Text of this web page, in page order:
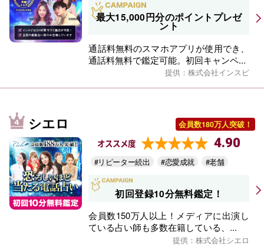
最大15,000円分のポイントプレゼ
ント
通話料無料のスマホアプリが使用でき、
通話料無料で鑑定可能。初回キャンペ...
提供：株式会社インスピ
シエロ 会員数180万人突破！
オススメ度 4.90
#リピーター続出 #恋愛成就 #老舗
初回登録10分無料鑑定！
会員数150万人以上！メディアに出演し
ている占い師も多数在籍している、...
提供：株式会社シエロ